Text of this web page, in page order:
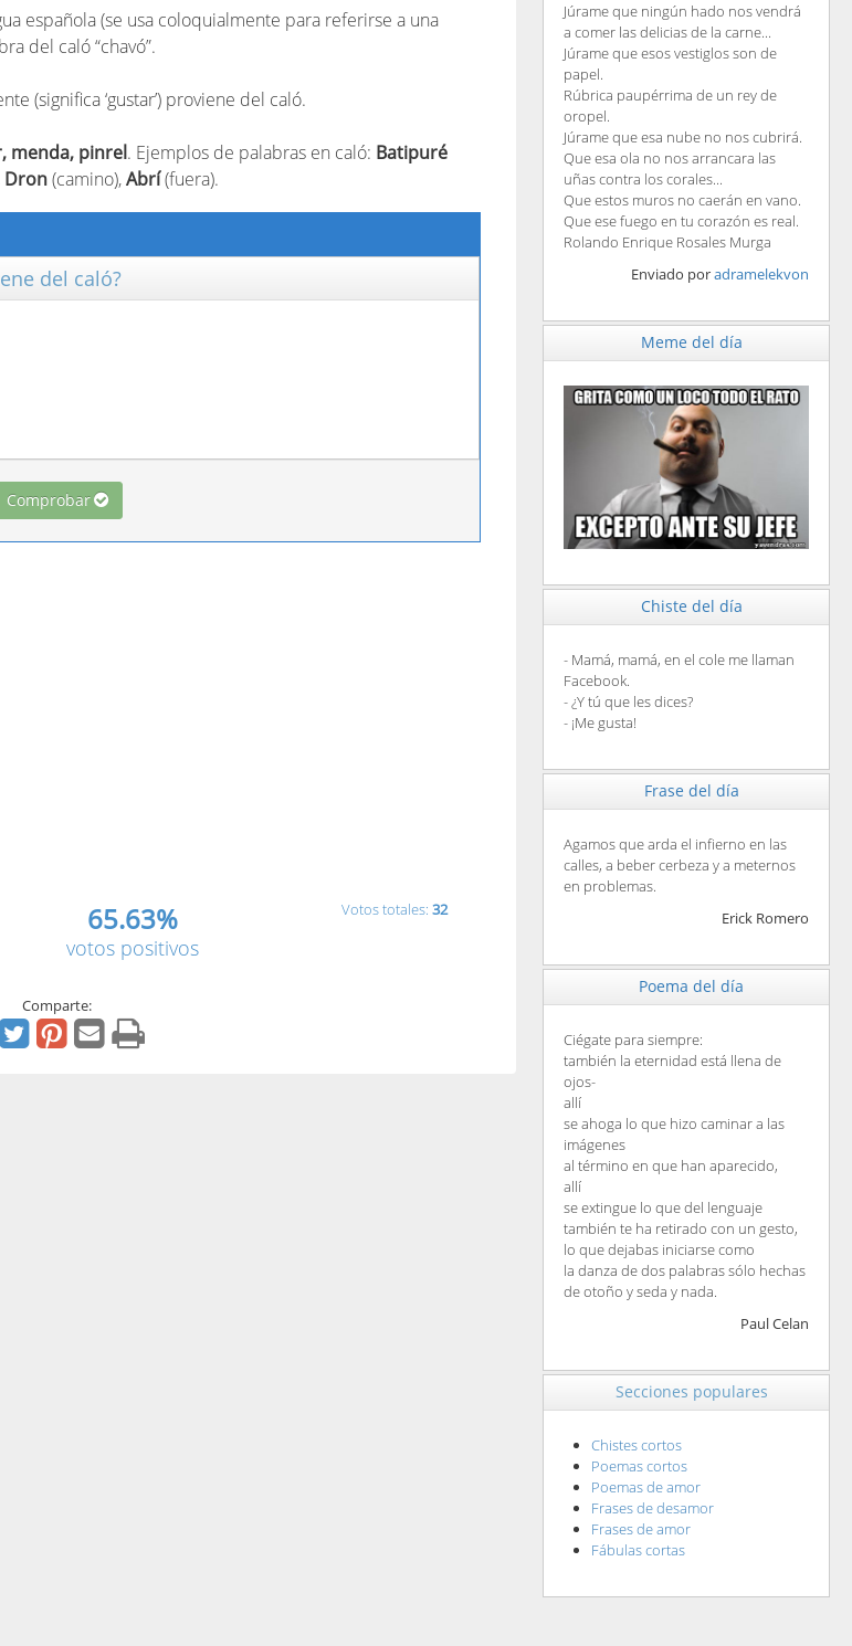
española (se usa coloquialmente para referirse a una
del caló “chavó”.
(significa ‘gustar’) proviene del caló.
menda, pinrel. Ejemplos de palabras en caló: Batipuré
Dron(camino),Abrí(fuera).
del caló?
Comprobar
65.63%
votos positivos
Votos totales: 32
Comparte:
Júrame que ningún hado nos vendrá
a comer las delicias de la carne...
Júrame que esos vestiglos son de
papel.
Rúbrica paupérrima de un rey de
oropel.
Júrame que esa nube no nos cubrirá.
Que esa ola no nos arrancara las
uñas contra los corales...
Que estos muros no caerán en vano.
Que ese fuego en tu corazón es real.
Rolando Enrique Rosales Murga
Enviado poradramelekvon
Meme del día
Chiste del día
- Mamá, mamá, en el cole me llaman
Facebook.
- ¿Y tú que les dices?
- ¡Me gusta!
Frase del día
Agamos que arda el infierno en las
calles, a beber cerbeza y a meternos
en problemas.
Erick Romero
Poema del día
Ciégate para siempre:
también la eternidad está llena de
ojos-
allí
se ahoga lo que hizo caminar a las
imágenes
al término en que han aparecido,
allí
se extingue lo que del lenguaje
también te ha retirado con un gesto,
lo que dejabas iniciarse como
la danza de dos palabras sólo hechas
de otoño y seda y nada.
Paul Celan
Secciones populares
Chistes cortos
Poemas cortos
Poemas de amor
Frases de desamor
Frases de amor
Fábulas cortas